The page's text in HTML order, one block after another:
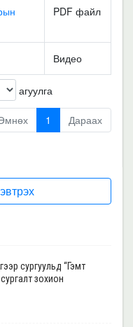
PDF файл
Видео
агуулга
1 Дараах
сургуульд “Гэмт
зохион